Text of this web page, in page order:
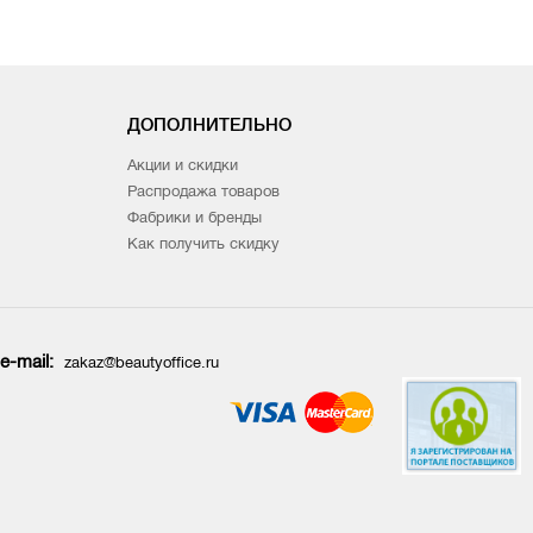
ДОПОЛНИТЕЛЬНО
Акции и скидки
Распродажа товаров
Фабрики и бренды
Как получить скидку
e-mail: zakaz@beautyoffice.ru